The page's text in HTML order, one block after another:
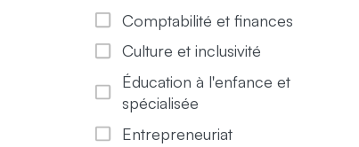
Comptabilité et finances
Culture et inclusivité
Éducation à l'enfance et
spécialisée
Entrepreneuriat